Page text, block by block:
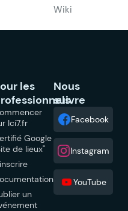
Wiki
les
Ici7.fr
Google
de lieux"
un
Nous
suivre
Facebook
Instagram
YouTube